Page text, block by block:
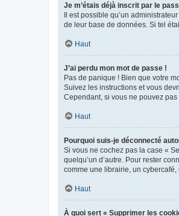
Je m’étais déjà inscrit par le
Il est possible qu’un
de leur base de données. Si tel
Haut
J’ai perdu mon mot de passe !
Pas de panique ! Bien que votre
Suivez les instructions et vous
Cependant, si vous ne pouvez
Haut
Pourquoi suis-je déconnecté
Si vous ne cochez pas la case «
quelqu’un d’autre. Pour rester
comme une librairie, un cybercafé,
Haut
À quoi sert « Supprimer les